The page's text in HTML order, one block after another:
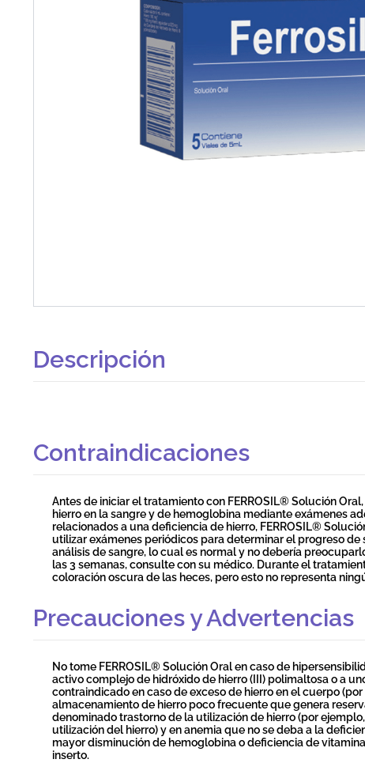
Descripción
Contraindicaciones
Antes de iniciar el tratamiento con FERROSIL® Solución
hierro en la sangre y de hemoglobina mediante exámenes
relacionados a una deficiencia de hierro, FERROSIL®
utilizar exámenes periódicos para determinar el progreso
análisis de sangre, lo cual es normal y no debería
las 3 semanas, consulte con su médico. Durante el
coloración oscura de las heces, pero esto no representa
Precauciones y Advertencias
No tome FERROSIL® Solución Oral en caso de
activo complejo de hidróxido de hierro (III) polimaltosa o a
contraindicado en caso de exceso de hierro en el cuerpo
almacenamiento de hierro poco frecuente que genera
denominado trastorno de la utilización de hierro (por
utilización del hierro) y en anemia que no se deba a la
mayor disminución de hemoglobina o deficiencia de
inserto.